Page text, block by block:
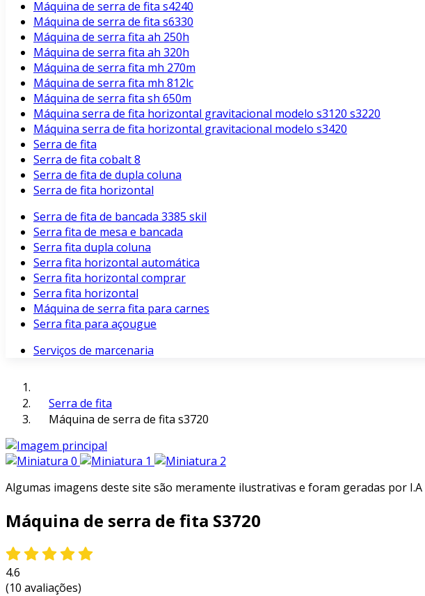
Máquina de serra de fita s4240
Máquina de serra de fita s6330
Máquina de serra fita ah 250h
Máquina de serra fita ah 320h
Máquina de serra fita mh 270m
Máquina de serra fita mh 812lc
Máquina de serra fita sh 650m
Máquina serra de fita horizontal gravitacional modelo s3120 s3220
Máquina serra de fita horizontal gravitacional modelo s3420
Serra de fita
Serra de fita cobalt 8
Serra de fita de dupla coluna
Serra de fita horizontal
Serra de fita de bancada 3385 skil
Serra fita de mesa e bancada
Serra fita dupla coluna
Serra fita horizontal automática
Serra fita horizontal comprar
Serra fita horizontal
Máquina de serra fita para carnes
Serra fita para açougue
Serviços de marcenaria
Serra de fita
Máquina de serra de fita s3720
Algumas imagens deste site são meramente ilustrativas e foram geradas por
Máquina de serra de fita S3720
4.6
(10 avaliações)